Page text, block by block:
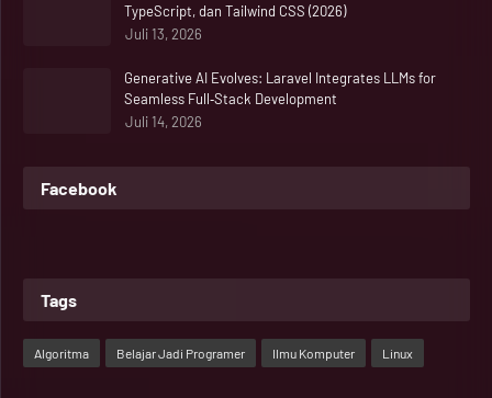
TypeScript, dan Tailwind CSS (2026)
Juli 13, 2026
Generative AI Evolves: Laravel Integrates LLMs for
Seamless Full‑Stack Development
Juli 14, 2026
Facebook
Tags
Algoritma Belajar Jadi Programer Ilmu Komputer Linux